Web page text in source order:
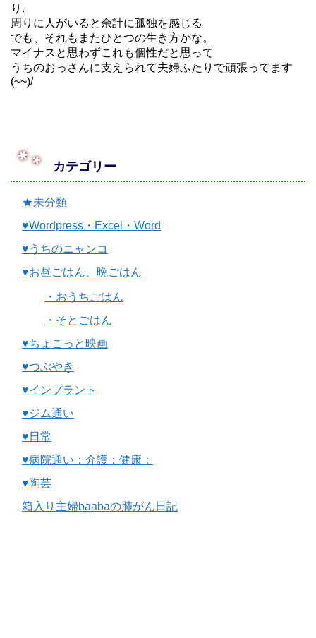
り.
周りに人がいると余計に孤独を感じる
でも、それもまたひとつの生き方かな。
マイナスと思わずこれも個性だと思って
うちのおっさんに支えられて夫婦ふたりで頑張ってます
(~~)/
カテゴリー
★未分類
♥Wordpress・Excel・Word
♥うちのニャンコ
♥お昼ごはん、晩ごはん
・おうちごはん
・そとごはん
♥ちょこっと映画
♥つぶやき
♥インプラント
♥ジム通い
♥日常
♥病院通い：介護：健康：
♥陶芸
箱入り主婦baabaの肺がん日記